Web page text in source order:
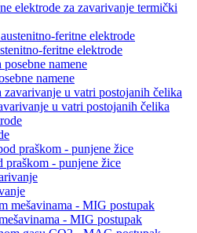
elektrode za zavarivanje termički
feritne elektrode
namene
u vatri postojanih čelika
praškom - punjene žice
- MIG postupak